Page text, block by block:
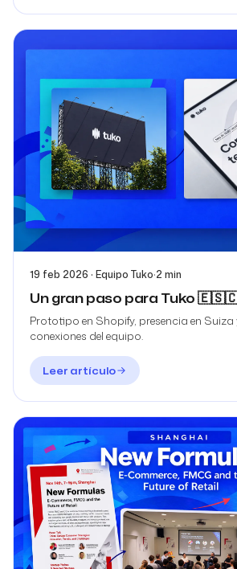
19 feb 2026 · Equipo Tuko·2 min
Un gran paso para Tuko
Prototipo en Shopify, presencia en Suiza
conexiones del equipo.
Leer artículo